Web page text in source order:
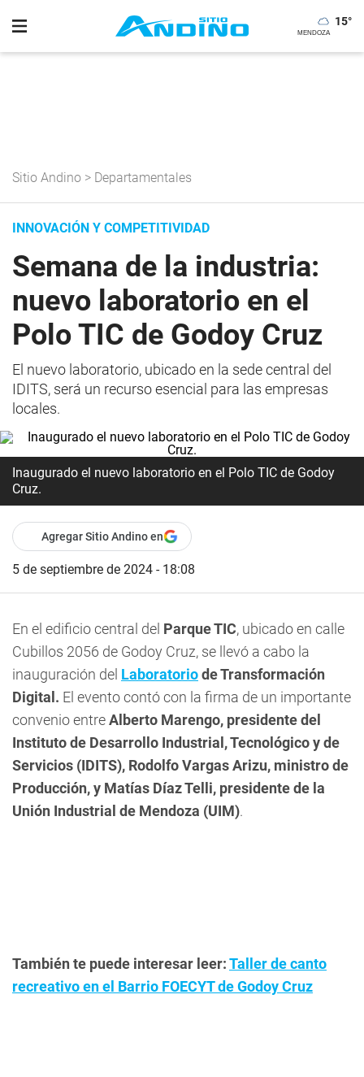
15°
Sitio Andino > Departamentales
INNOVACIÓN Y COMPETITIVIDAD
Semana de la industria:
nuevo laboratorio en el
Polo TIC de Godoy Cruz
El nuevo laboratorio, ubicado en la sede central del
IDITS, será un recurso esencial para las empresas
locales.
Inaugurado el nuevo laboratorio en el Polo TIC de Godoy
Cruz.
Agregar Sitio Andino en
5 de septiembre de 2024 - 18:08
En el edificio central del Parque TIC, ubicado en calle
Cubillos 2056 de Godoy Cruz, se llevó a cabo la
inauguración del Laboratoriode Transformación
Digital. El evento contó con la firma de un importante
convenio entreAlberto Marengo, presidente del
Instituto de Desarrollo Industrial, Tecnológico y de
Servicios (IDITS), Rodolfo Vargas Arizu, ministro de
Producción, y Matías Díaz Telli, presidente de la
Unión Industrial de Mendoza (UIM).
También te puede interesar leer:Taller de canto
recreativo en el Barrio FOECYT de Godoy Cruz